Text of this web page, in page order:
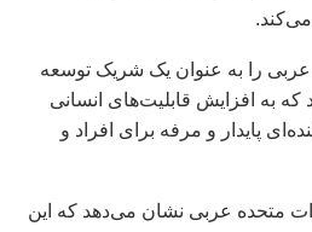
می‌کند.
عربی را به عنوان یک شریک توسعه
که به افزایش قابلیت‌های انسانی
پایدار و مرفه برای افراد و
متحده عربی نشان می‌دهد که این